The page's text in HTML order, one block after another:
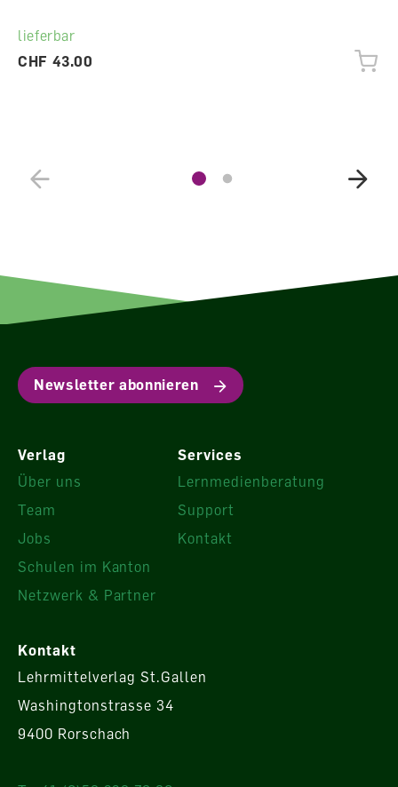
lieferbar
CHF 43.00
Newsletter abonnieren
Verlag
Über uns
Team
Jobs
Schulen im Kanton
Netzwerk & Partner
Services
Lernmedienberatung
Support
Kontakt
Kontakt
Lehrmittelverlag St.Gallen
Washingtonstrasse 34
9400 Rorschach